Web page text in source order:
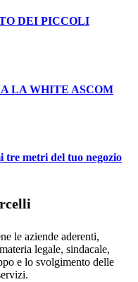
DEI PICCOLI
LA WHITE ASCOM
metri del tuo negozio
le aziende aderenti,
legale, sindacale,
e lo svolgimento delle